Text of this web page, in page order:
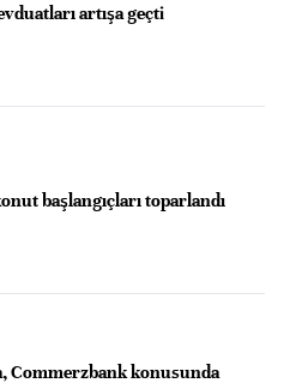
artışa geçti
başlangıçları toparlandı
Commerzbank konusunda